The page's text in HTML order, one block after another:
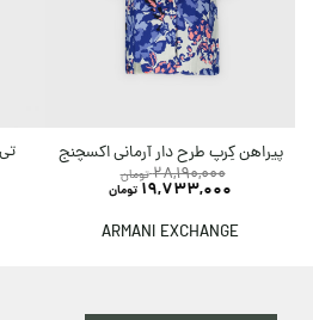
پیراهن کِرپ طرح دار آرمانی اکسچنج
28,190,000 تومان
19,733,000 تومان
ARMANI EXCHANGE